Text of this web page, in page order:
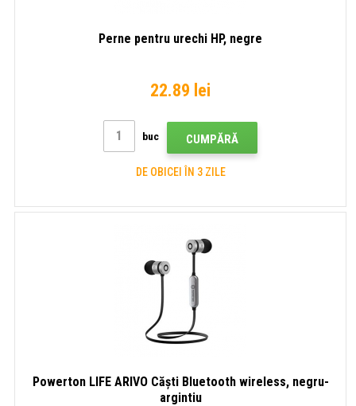
Perne pentru urechi HP, negre
22.89 lei
buc CUMPĂRĂ
DE OBICEI ÎN 3 ZILE
Powerton LIFE ARIVO Căști Bluetooth wireless, negru-
argintiu